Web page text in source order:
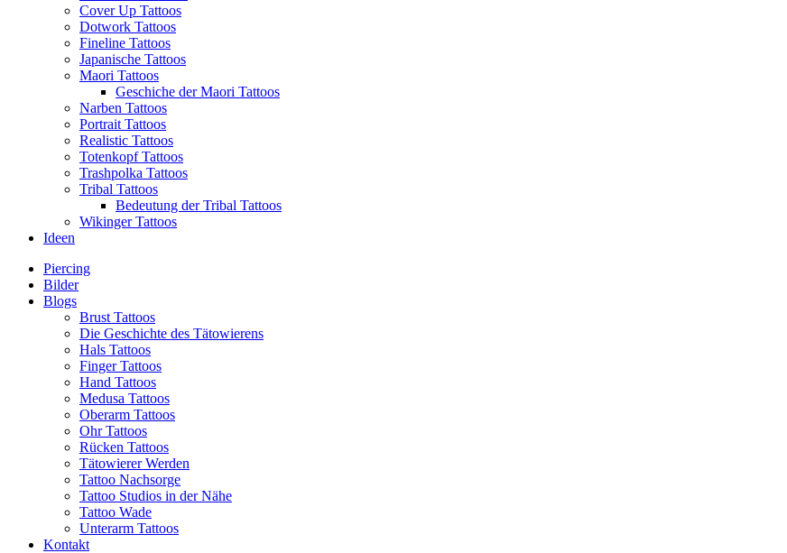
Cover Up Tattoos
Dotwork Tattoos
Fineline Tattoos
Japanische Tattoos
Maori Tattoos
Geschiche der Maori Tattoos
Narben Tattoos
Portrait Tattoos
Realistic Tattoos
Totenkopf Tattoos
Trashpolka Tattoos
Tribal Tattoos
Bedeutung der Tribal Tattoos
Wikinger Tattoos
Ideen
Piercing
Bilder
Blogs
Brust Tattoos
Die Geschichte des Tätowierens
Hals Tattoos
Finger Tattoos
Hand Tattoos
Medusa Tattoos
Oberarm Tattoos
Ohr Tattoos
Rücken Tattoos
Tätowierer Werden
Tattoo Nachsorge
Tattoo Studios in der Nähe
Tattoo Wade
Unterarm Tattoos
Kontakt